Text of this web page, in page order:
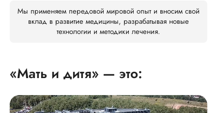
Мы применяем передовой мировой опыт и вносим свой
вклад в развитие медицины, разрабатывая новые
технологии и методики лечения.
«Мать и дитя» — это: